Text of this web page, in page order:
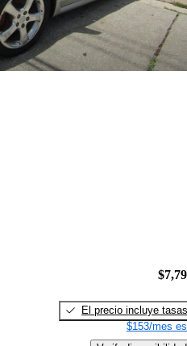
El precio incluye tasas
$153/mes